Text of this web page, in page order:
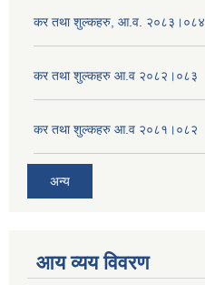
कर तथा शुल्कहरु, आ.व. २०८३।०८४
कर तथा शुल्कहरु आ.व २०८२।०८३
कर तथा शुल्कहरु आ.व २०८१।०८२
अन्य
आय व्यय विवरण